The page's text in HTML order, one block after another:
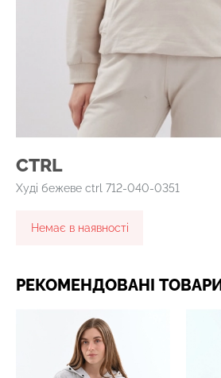
CTRL
Худі бежеве ctrl 712-040-0351
Немає в наявності
РЕКОМЕНДОВАНІ ТОВАРИ